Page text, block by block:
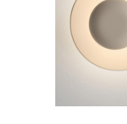
會員專區